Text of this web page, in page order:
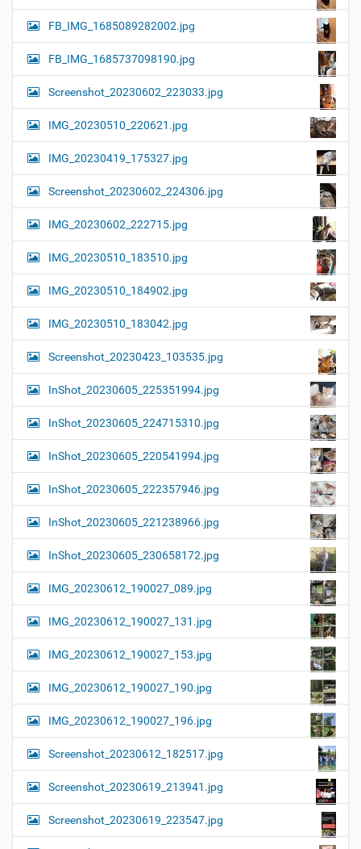
FB_IMG_1685089282002.jpg
FB_IMG_1685737098190.jpg
Screenshot_20230602_223033.jpg
IMG_20230510_220621.jpg
IMG_20230419_175327.jpg
Screenshot_20230602_224306.jpg
IMG_20230602_222715.jpg
IMG_20230510_183510.jpg
IMG_20230510_184902.jpg
IMG_20230510_183042.jpg
Screenshot_20230423_103535.jpg
InShot_20230605_225351994.jpg
InShot_20230605_224715310.jpg
InShot_20230605_220541994.jpg
InShot_20230605_222357946.jpg
InShot_20230605_221238966.jpg
InShot_20230605_230658172.jpg
IMG_20230612_190027_089.jpg
IMG_20230612_190027_131.jpg
IMG_20230612_190027_153.jpg
IMG_20230612_190027_190.jpg
IMG_20230612_190027_196.jpg
Screenshot_20230612_182517.jpg
Screenshot_20230619_213941.jpg
Screenshot_20230619_223547.jpg